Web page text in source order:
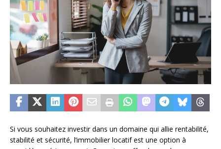
Si vous souhaitez investir dans un domaine qui allie rentabilité,
stabilité et sécurité, l’immobilier locatif est une option à